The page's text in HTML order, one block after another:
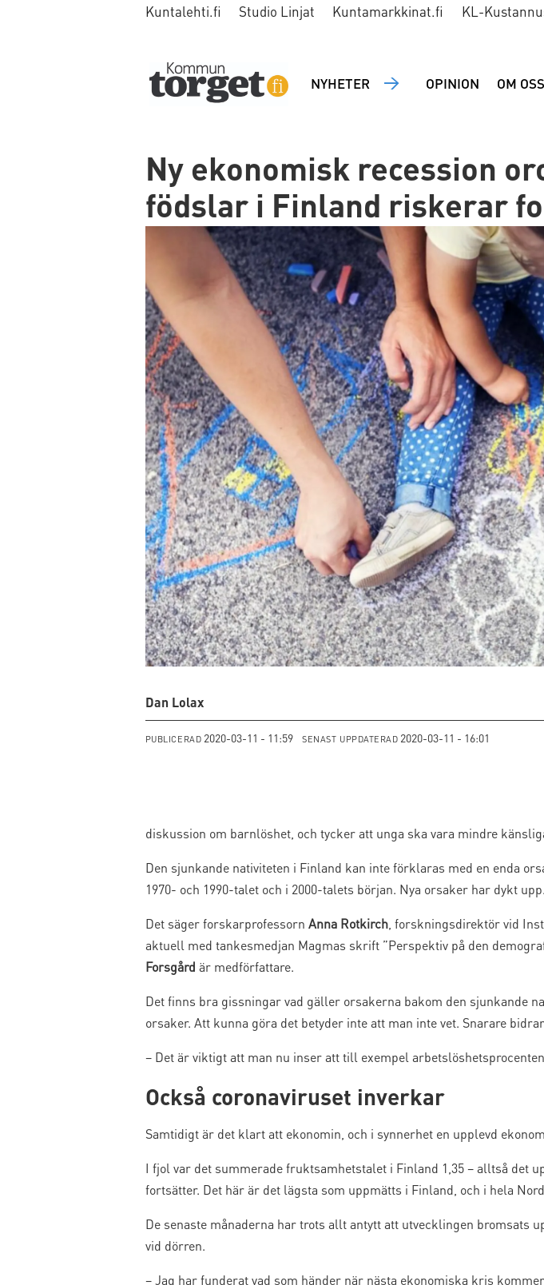
Kuntalehti.fi Studio Linjat Kuntamarkkinat.fi KL-
NYHETER OPINION OM OSS
Ny ekonomisk recession
födslar i Finland riskerar
Dan Lolax
PUBLICERAD 2020-03-11 - 11:59 SENAST UPPDATERAD 2020-03-11 - 16:01
diskussion om barnlöshet, och tycker att unga ska vara mindre
Den sjunkande nativiteten i Finland kan inte förklaras med en enda
1970- och 1990-talet och i 2000-talets början. Nya orsaker har dykt upp.
Det säger forskarprofessorn Anna Rotkirch, forskningsdirektör vid
aktuell med tankesmedjan Magmas skrift ”Perspektiv på den
Forsgård är medförfattare.
Det finns bra gissningar vad gäller orsakerna bakom den sjunkande
orsaker. Att kunna göra det betyder inte att man inte vet. Snarare
– Det är viktigt att man nu inser att till exempel
Också coronaviruset inverkar
Samtidigt är det klart att ekonomin, och i synnerhet en upplevd
I fjol var det summerade fruktsamhetstalet i Finland 1,35 – alltså det
fortsätter. Det här är det lägsta som uppmätts i Finland, och i hela
De senaste månaderna har trots allt antytt att utvecklingen bromsats
vid dörren.
– Jag har funderat vad som händer när nästa ekonomiska kris